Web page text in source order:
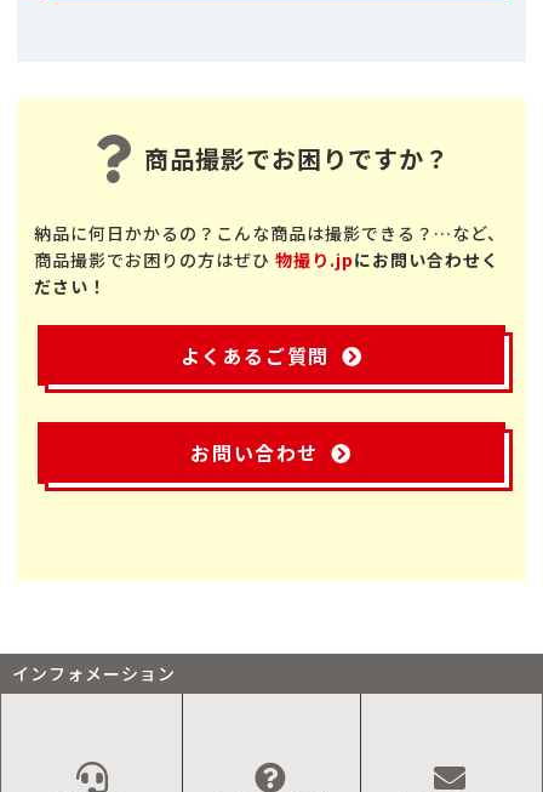
商品撮影でお困りですか？
納品に何日かかるの？こんな商品は撮影できる？…など、
商品撮影でお困りの方はぜひ 物撮り.jpにお問い合わせく
ださい！
よくあるご質問
お問い合わせ
インフォメーション